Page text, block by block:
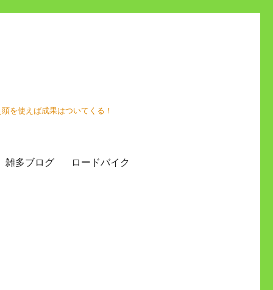
を使えば成果はついてくる！
雑多ブログ ロードバイク